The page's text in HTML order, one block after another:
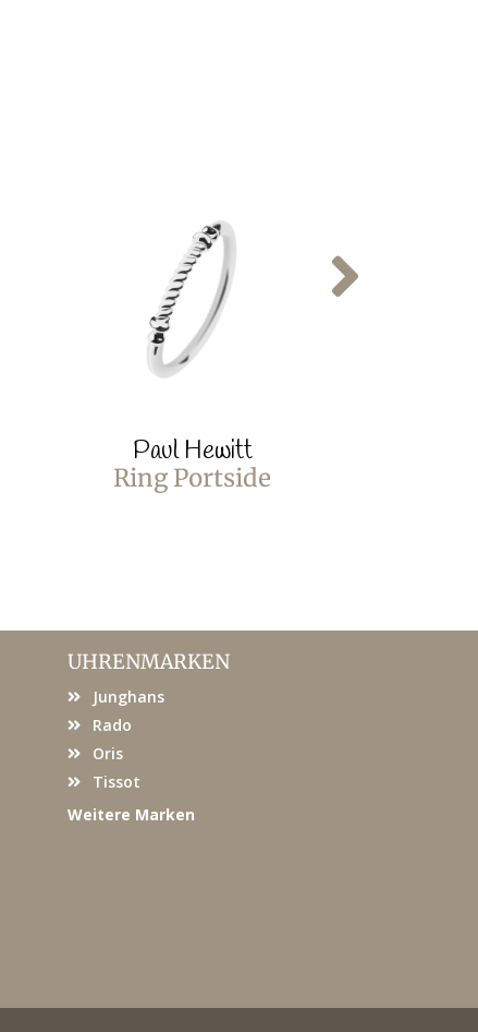
Paul Hewitt
Ring Portside
UHRENMARKEN
Junghans
Rado
Oris
Tissot
Weitere Marken